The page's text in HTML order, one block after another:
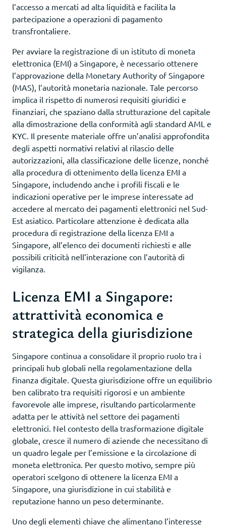
l’accesso a mercati ad alta liquidità e facilita la
partecipazione a operazioni di pagamento
transfrontaliere.
Per avviare la registrazione di un istituto di moneta
elettronica (EMI) a Singapore, è necessario ottenere
l’approvazione della Monetary Authority of Singapore
(MAS), l’autorità monetaria nazionale. Tale percorso
implica il rispetto di numerosi requisiti giuridici e
finanziari, che spaziano dalla strutturazione del capitale
alla dimostrazione della conformità agli standard AML e
KYC. Il presente materiale offre un’analisi approfondita
degli aspetti normativi relativi al rilascio delle
autorizzazioni, alla classificazione delle licenze, nonché
alla procedura di ottenimento della licenza EMI a
Singapore, includendo anche i profili fiscali e le
indicazioni operative per le imprese interessate ad
accedere al mercato dei pagamenti elettronici nel Sud-
Est asiatico. Particolare attenzione è dedicata alla
procedura di registrazione della licenza EMI a
Singapore, all’elenco dei documenti richiesti e alle
possibili criticità nell’interazione con l’autorità di
vigilanza.
Licenza EMI a Singapore:
attrattività economica e
strategica della giurisdizione
Singapore continua a consolidare il proprio ruolo tra i
principali hub globali nella regolamentazione della
finanza digitale. Questa giurisdizione offre un equilibrio
ben calibrato tra requisiti rigorosi e un ambiente
favorevole alle imprese, risultando particolarmente
adatta per le attività nel settore dei pagamenti
elettronici. Nel contesto della trasformazione digitale
globale, cresce il numero di aziende che necessitano di
un quadro legale per l’emissione e la circolazione di
moneta elettronica. Per questo motivo, sempre più
operatori scelgono di ottenere la licenza EMI a
Singapore, una giurisdizione in cui stabilità e
reputazione hanno un peso determinante.
Uno degli elementi chiave che alimentano l’interesse